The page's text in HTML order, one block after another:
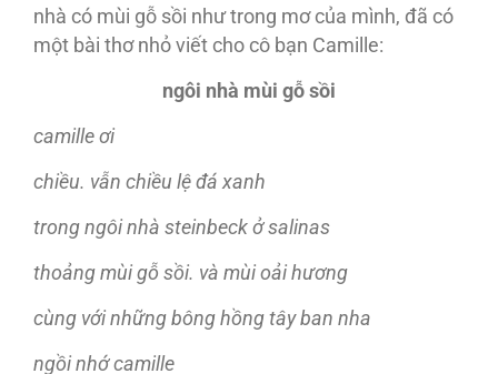
nhà có mùi gỗ sồi như trong mơ của mình, đã có
một bài thơ nhỏ viết cho cô bạn Camille:
ngôi nhà mùi gỗ sồi
camille ơi
chiều. vẫn chiều lệ đá xanh
trong ngôi nhà steinbeck ở salinas
thoảng mùi gỗ sồi. và mùi oải hương
cùng với những bông hồng tây ban nha
ngồi nhớ camille